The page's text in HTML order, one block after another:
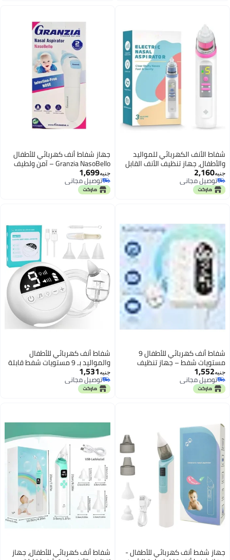
شفاط الأنف الكهربائي للمواليد
والأطفال، جهاز تنظيف الأنف القابل
3 رؤوس سيليكون ناعمة وخاصية
الموسيقى والإضاءة لتهدئة الطفل
جنيه2,160
توصيل مجاني
توصيل مجاني
جهاز شفاط أنف كهربائي للأطفال
Granzia NasoBello – آمن ولطيف
مع فوهة سيليكون، مقاوم للماء
وسهل التنظيف مع أكواب يمكن
التخلص منها
جنيه1,699
توصيل مجاني
توصيل مجاني
شفاط أنف كهربائي للأطفال 9
مستويات شفط – جهاز تنظيف
إفرازات الأنف قابل لإعادة الشحن مع
سيليكون
جنيه1,552
توصيل مجاني
توصيل مجاني
شفاط أنف كهربائي للأطفال
والمواليد بـ 9 مستويات شفط قابلة
للتعديل - منظف أنف قابل للشحن
مزود بإضاءة ليلية وأناشيد أطفال -
جهاز سحب مخاط احترافي
جنيه1,531
توصيل مجاني
توصيل مجاني
جهاز شفط أنف كهربائي للأطفال - شفاط أنف كهربائي للأطفال، جهاز